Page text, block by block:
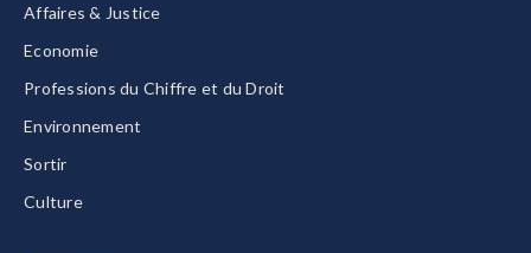
Affaires & Justice
Economie
Professions du Chiffre et du Droit
Environnement
Sortir
Culture